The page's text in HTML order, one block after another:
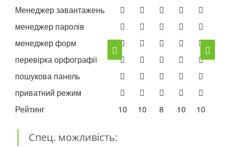
Менеджер завантажень
менеджер паролів
менеджер форм
перевірка орфографії
пошукова панель
приватний режим
Рейтинг
10 10 8 10 10
Спец. можливість: